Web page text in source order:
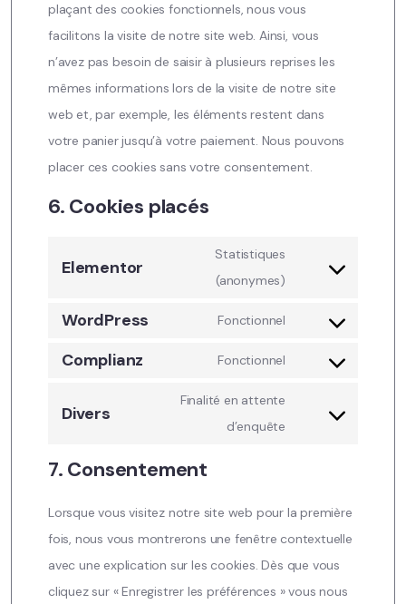
plaçant des cookies fonctionnels, nous vous
facilitons la visite de notre site web. Ainsi, vous
n’avez pas besoin de saisir à plusieurs reprises les
mêmes informations lors de la visite de notre site
web et, par exemple, les éléments restent dans
votre panier jusqu’à votre paiement. Nous pouvons
placer ces cookies sans votre consentement.
6. Cookies placés
Elementor
Statistiques
(anonymes)
WordPress Fonctionnel
Complianz Fonctionnel
Divers
Finalité en attente
d’enquête
7. Consentement
Lorsque vous visitez notre site web pour la première
fois, nous vous montrerons une fenêtre contextuelle
avec une explication sur les cookies. Dès que vous
cliquez sur « Enregistrer les préférences » vous nous